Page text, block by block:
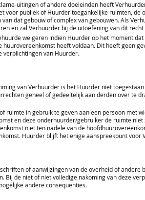
uitingen of andere doeleinden heeft
voor publiek of Huurder toegankelijke ruimten,
dat gebouw of complex van gebouwen. Als
en zal Verhuurder bij de uitoefening van dit
weigeren indien Huurder op het moment
huurovereenkomst heeft voldaan. Dit heeft geen
verplichtingen van Huurder.
van Verhuurder is het Huurder niet
geheel of gedeeltelijk aan derden over te
ruimte in gebruik te geven aan een persoon met
en deze onderhuurder/gebruiker de ruimte
niet ten nadele van de
Huurder blijft het enige aanspreekpunt voor
of aanwijzingen van de overheid of andere
Bij de niet of niet volledige nakoming van deze
andere consequenties.